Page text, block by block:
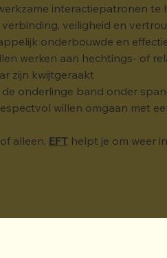
interactiepatronen
veiligheid en
onderbouwde en
werken aan hechtings- of
zijn kwijtgeraakt
de onderlinge band onder
willen omgaan met
alleen, EFT helpt je om weer